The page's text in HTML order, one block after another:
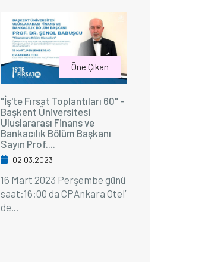
Öne Çıkan
"İş'te Fırsat Toplantıları 60" -
Başkent Üniversitesi
Uluslararası Finans ve
Bankacılık Bölüm Başkanı
Sayın Prof....
02.03.2023
16 Mart 2023 Perşembe günü
saat:16:00 da CPAnkara Otel’
de...